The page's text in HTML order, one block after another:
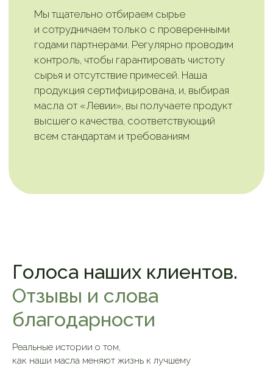
Голоса наших клиентов.
Отзывы и слова
благодарности
Реальные истории о том,
как наши масла меняют жизнь к лучшему
ценителей здорового
образа жизни!
и узнавайте первыми о новинках, акциях
и полезных свойствах наших масел
Подписаться